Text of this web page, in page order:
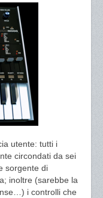
utente: tutti i
circondati da sei
sorgente di
inoltre (sarebbe la
i controlli che